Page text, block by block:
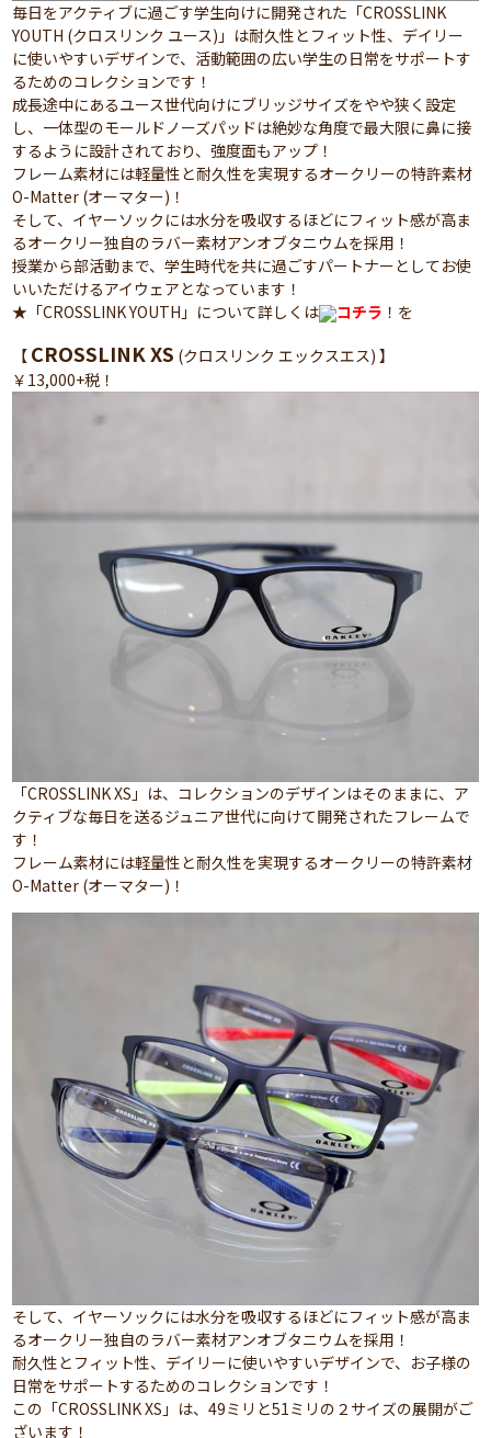
毎日をアクティブに過ごす学生向けに開発された「CROSSLINK
YOUTH (クロスリンク ユース)」は耐久性とフィット性、デイリー
に使いやすいデザインで、活動範囲の広い学生の日常をサポートす
るためのコレクションです！
成長途中にあるユース世代向けにブリッジサイズをやや狭く設定
し、一体型のモールドノーズパッドは絶妙な角度で最大限に鼻に接
するように設計されており、強度面もアップ！
フレーム素材には軽量性と耐久性を実現するオークリーの特許素材
O-Matter (オーマター)！
そして、イヤーソックには水分を吸収するほどにフィット感が高ま
るオークリー独自のラバー素材アンオブタニウムを採用！
授業から部活動まで、学生時代を共に過ごすパートナーとしてお使
いいただけるアイウェアとなっています！
★「CROSSLINK YOUTH」について詳しくは
コチラ ！を
【 CROSSLINK XS (クロスリンク エックスエス) 】
￥13,000+税！
「CROSSLINK XS」は、コレクションのデザインはそのままに、ア
クティブな毎日を送るジュニア世代に向けて開発されたフレームで
す！
フレーム素材には軽量性と耐久性を実現するオークリーの特許素材
O-Matter (オーマター)！
そして、イヤーソックには水分を吸収するほどにフィット感が高ま
るオークリー独自のラバー素材アンオブタニウムを採用！
耐久性とフィット性、デイリーに使いやすいデザインで、お子様の
日常をサポートするためのコレクションです！
この「CROSSLINK XS」は、49ミリと51ミリの２サイズの展開がご
ざいます！